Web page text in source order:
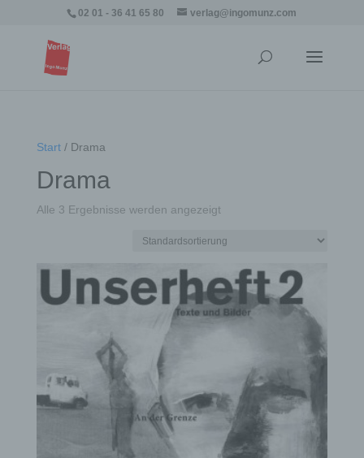
02 01 - 36 41 65 80 verlag@ingomunz.com
Start/ Drama
Drama
Alle 3 Ergebnisse werden angezeigt